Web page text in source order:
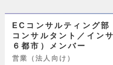
ECコンサルティング
コンサルタント／イン
６都市）メンバー
営業（法人向け）